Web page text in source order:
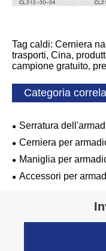
Tag caldi: Cerniera
trasporti, Cina,
campione gratuito,
Categoria
Serratura
Cerniera per
Maniglia per
Accessori per